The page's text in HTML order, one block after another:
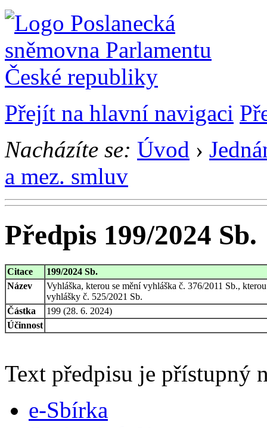
Přejít na hlavní navigaci
Nacházíte se: Úvod ›
a mez. smluv
Předpis 199/2024 Sb.
Citace
199/2024 Sb.
Název
Vyhláška, kterou se mění vyhláška č. 376/2011 Sb.,
vyhlášky č. 525/2021 Sb.
Částka
199 (28. 6. 2024)
Účinnost
Text předpisu je přístupný
e-Sbírka